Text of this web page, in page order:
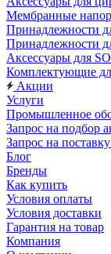
Мембранные
Принадлежности
Принадлежности
Аксессуары для
Комплектующие
Акции
Услуги
Промышленное
Запрос на подбор
Запрос на
Блог
Бренды
Как купить
Условия оплаты
Условия доставки
Гарантия на товар
Компания